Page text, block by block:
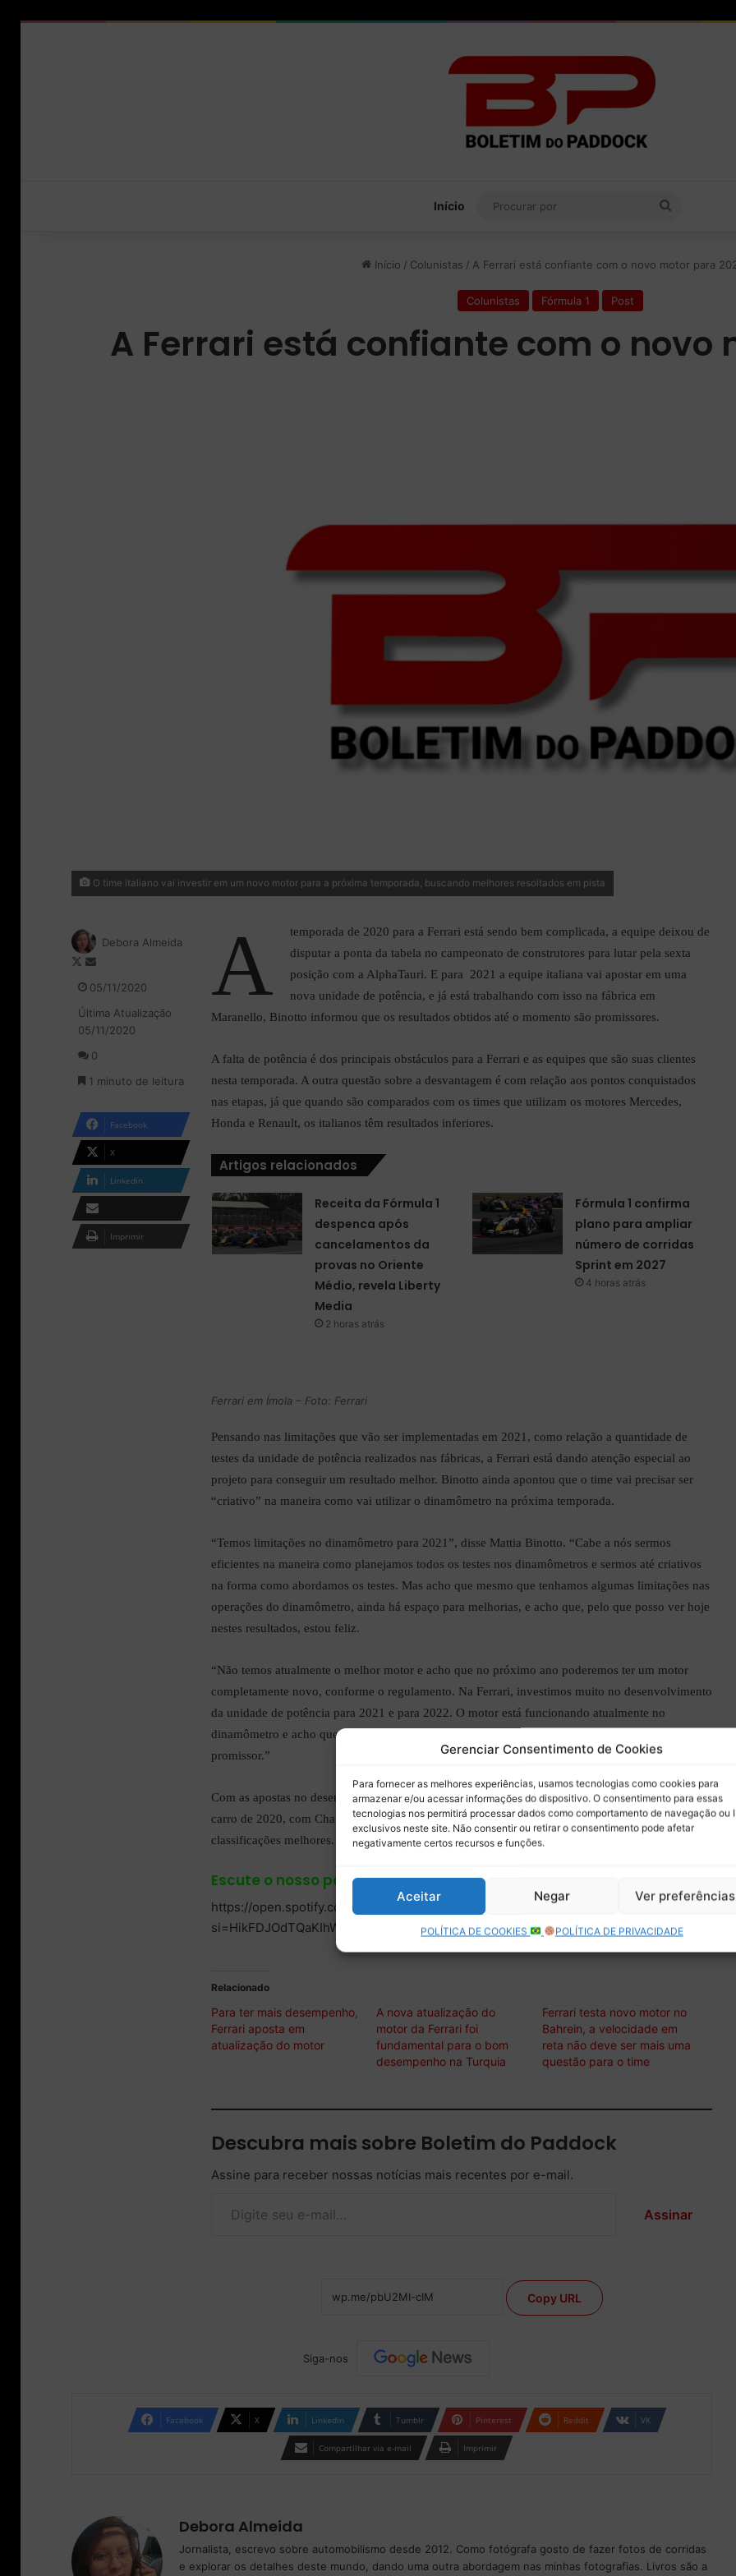
Gerenciar Consentimento de Cookies
Para fornecer as melhores experiências, usamos tecnologias como cookies para
armazenar e/ou acessar informações do dispositivo. O consentimento para essas
tecnologias nos permitirá processar dados como comportamento de navegação ou
exclusivos neste site. Não consentir ou retirar o consentimento pode afetar
negativamente certos recursos e funções.
Aceitar Negar Ver preferências
POLÍTICA DE COOKIES POLÍTICA DE PRIVACIDADE
Início
Início / Colunistas / A Ferrari está confiante com o novo motor para
Colunistas Fórmula 1 Post
A Ferrari está confiante com o novo
O time italiano vai investir em um novo motor para a próxima temporada, buscando melhores resoltados em pista
A
temporada de 2020 para a Ferrari está sendo bem complicada, a equipe deixou de
disputar a ponta da tabela no campeonato de construtores para lutar pela sexta
posição com a AlphaTauri. E para 2021 a equipe italiana vai apostar em uma
nova unidade de potência, e já está trabalhando com isso na fábrica em
Maranello, Binotto informou que os resultados obtidos até o momento são promissores.
A falta de potência é dos principais obstáculos para a Ferrari e as equipes que são suas clientes
nesta temporada. A outra questão sobre a desvantagem é com relação aos pontos conquistados
nas etapas, já que quando são comparados com os times que utilizam os motores Mercedes,
Honda e Renault, os italianos têm resultados inferiores.
Artigos relacionados
Receita da Fórmula 1
despenca após
cancelamentos da
provas no Oriente
Médio, revela Liberty
Media
2 horas atrás
Fórmula 1 confirma
plano para ampliar
número de corridas
Sprint em 2027
4 horas atrás
Ferrari em Ímola – Foto: Ferrari
Pensando nas limitações que vão ser implementadas em 2021, como relação a quantidade de
testes da unidade de potência realizados nas fábricas, a Ferrari está dando atenção especial ao
projeto para conseguir um resultado melhor. Binotto ainda apontou que o time vai precisar ser
“criativo” na maneira como vai utilizar o dinamômetro na próxima temporada.
“Temos limitações no dinamômetro para 2021”, disse Mattia Binotto. “Cabe a nós sermos
eficientes na maneira como planejamos todos os testes nos dinamômetros e sermos até criativos
na forma como abordamos os testes. Mas acho que mesmo que tenhamos algumas limitações nas
operações do dinamômetro, ainda há espaço para melhorias, e acho que, pelo que posso ver hoje
nestes resultados, estou feliz.
“Não temos atualmente o melhor motor e acho que no próximo ano poderemos ter um motor
completamente novo, conforme o regulamento. Na Ferrari, investimos muito no desenvolvimento
da unidade de potência para 2021 e para 2022. O motor está funcionando atualmente no
dinamômetro e acho que o feedback, em termos de desempenho e confiabilidade, é muito
promissor.”
Com as apostas no desenvolvimento aerodinâmicos a Ferrari já está notando uma melhora no
carro de 2020, com Charles Leclerc terminando na zona de pontuação mais vezes e obtendo
classificações melhores.
Escute o nosso podcast!
https://open.spotify.com/episode/2U5pC341FbH0TaTsfUyDv7?
si=HikFDJOdTQaKIhWbvTeYGA
Relacionado
Para ter mais desempenho,
Ferrari aposta em
atualização do motor
A nova atualização do
motor da Ferrari foi
fundamental para o bom
desempenho na Turquia
Ferrari testa novo motor no
Bahrein, a velocidade em
reta não deve ser mais uma
questão para o time
Descubra mais sobre Boletim do Paddock
Assine para receber nossas notícias mais recentes por e-mail.
Assinar
Copy URL
Debora Almeida
F
l
o
n
d
e
e
a
i
l
05/11/2020
Última Atualização
05/11/2020
0
1 minuto de leitura
Facebook
X
Linkedin
Compartilhar via e-
mail
Imprimir
Siga-nos
Facebook X Linkedin Tumblr Pinterest Reddit VK
Compartilhar via e-mail Imprimir
Debora Almeida
Jornalista, escrevo sobre automobilismo desde 2012. Como fotógrafa gosto de fazer fotos de corridas
e explorar os detalhes deste mundo, dando uma outra abordagem nas minhas fotografias. Livros são a